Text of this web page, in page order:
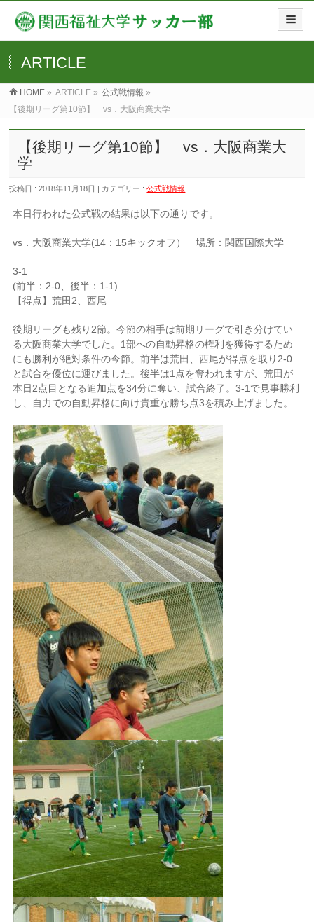
ARTICLE
HOME » ARTICLE » 公式戦情報 »
【後期リーグ第10節】 vs．大阪商業大学
【後期リーグ第10節】 vs．大阪商業大
学
投稿日 : 2018年11月18日 | カテゴリー :公式戦情報
本日行われた公式戦の結果は以下の通りです。
vs．大阪商業大学(14：15キックオフ） 場所：関西国際大学
3-1
(前半：2-0、後半：1-1)
【得点】荒田2、西尾
後期リーグも残り2節。今節の相手は前期リーグで引き分けてい
る大阪商業大学でした。1部への自動昇格の権利を獲得するため
にも勝利が絶対条件の今節。前半は荒田、西尾が得点を取り2-0
と試合を優位に運びました。後半は1点を奪われますが、荒田が
本日2点目となる追加点を34分に奪い、試合終了。3-1で見事勝利
し、自力での自動昇格に向け貴重な勝ち点3を積み上げました。